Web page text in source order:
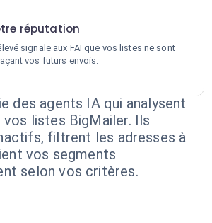
réputation
signale aux FAI que vos listes ne sont
vos futurs envois.
des agents IA qui analysent
vos listes BigMailer. Ils
filtrent les adresses à
vos segments
selon vos critères.